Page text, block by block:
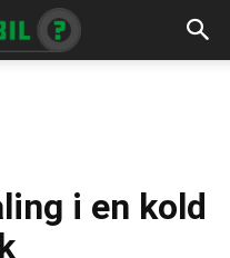
i en kold